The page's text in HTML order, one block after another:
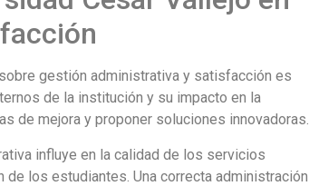
gestión administrativa y satisfacción es
de la institución y su impacto en la
de mejora y proponer soluciones innovadoras.
influye en la calidad de los servicios
los estudiantes. Una correcta administración